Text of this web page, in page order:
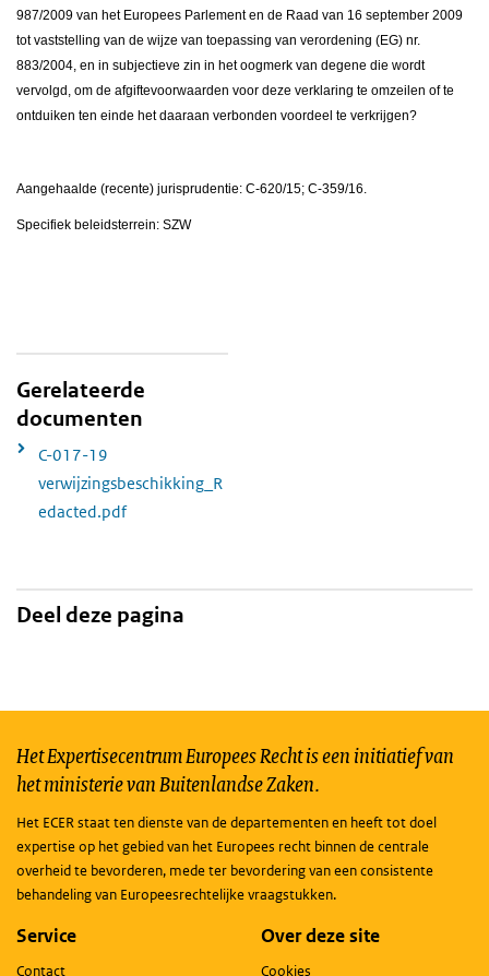
987/2009 van het Europees Parlement en de Raad van 16 september 2009
tot vaststelling van de wijze van toepassing van verordening (EG) nr.
883/2004, en in subjectieve zin in het oogmerk van degene die wordt
vervolgd, om de afgiftevoorwaarden voor deze verklaring te omzeilen of te
ontduiken ten einde het daaraan verbonden voordeel te verkrijgen?
Aangehaalde (recente) jurisprudentie: C-620/15; C-359/16.
Specifiek beleidsterrein: SZW
Gerelateerde
documenten
C-017-19
verwijzingsbeschikking_R
edacted.pdf
Deel deze pagina
Het Expertisecentrum Europees Recht is een initiatief van
het ministerie van Buitenlandse Zaken.
Het ECER staat ten dienste van de departementen en heeft tot doel
expertise op het gebied van het Europees recht binnen de centrale
overheid te bevorderen, mede ter bevordering van een consistente
behandeling van Europeesrechtelijke vraagstukken.
Service
Contact
Over deze site
Cookies